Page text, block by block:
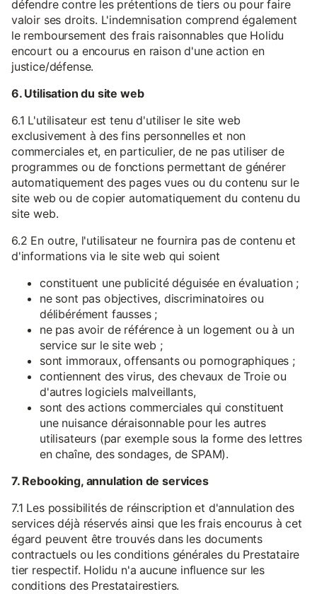
défendre contre les prétentions de tiers ou pour faire
valoir ses droits. L'indemnisation comprend également
le remboursement des frais raisonnables que Holidu
encourt ou a encourus en raison d'une action en
justice/défense.
6. Utilisation du site web
6.1 L'utilisateur est tenu d'utiliser le site web
exclusivement à des fins personnelles et non
commerciales et, en particulier, de ne pas utiliser de
programmes ou de fonctions permettant de générer
automatiquement des pages vues ou du contenu sur le
site web ou de copier automatiquement du contenu du
site web.
6.2 En outre, l'utilisateur ne fournira pas de contenu et
d'informations via le site web qui soient
constituent une publicité déguisée en évaluation ;
ne sont pas objectives, discriminatoires ou
délibérément fausses ;
ne pas avoir de référence à un logement ou à un
service sur le site web ;
sont immoraux, offensants ou pornographiques ;
contiennent des virus, des chevaux de Troie ou
d'autres logiciels malveillants,
sont des actions commerciales qui constituent
une nuisance déraisonnable pour les autres
utilisateurs (par exemple sous la forme des lettres
en chaîne, des sondages, de SPAM).
7. Rebooking, annulation de services
7.1 Les possibilités de réinscription et d'annulation des
services déjà réservés ainsi que les frais encourus à cet
égard peuvent être trouvés dans les documents
contractuels ou les conditions générales du Prestataire
tier respectif. Holidu n'a aucune influence sur les
conditions des Prestatairestiers.